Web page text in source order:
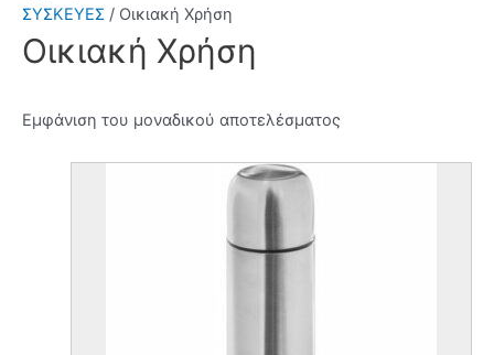
ΣΥΣΚΕΥΕΣ / Οικιακή Χρήση
Οικιακή Χρήση
Εμφάνιση του μοναδικού αποτελέσματος